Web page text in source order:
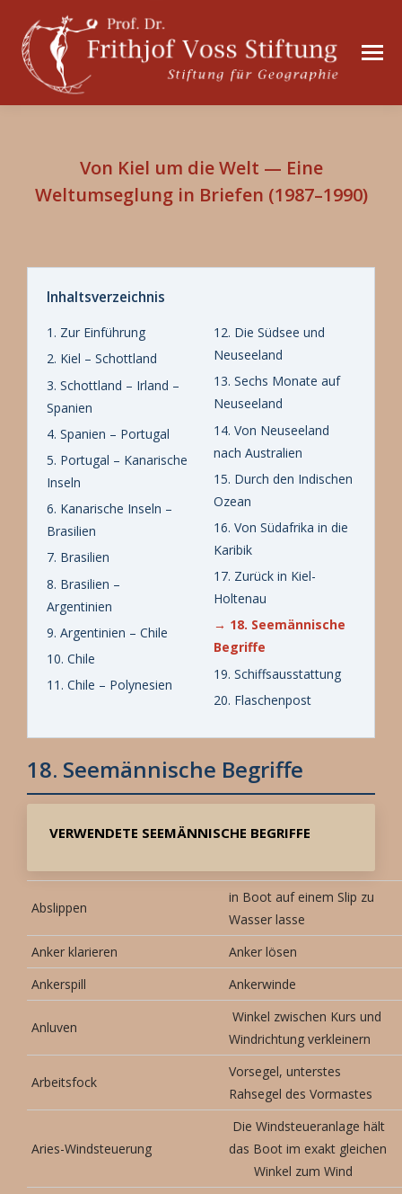
Von Kiel um die Welt — Eine
Weltumseglung in Briefen (1987–1990)
Inhaltsverzeichnis
1. Zur Einführung
2. Kiel – Schottland
3. Schottland – Irland –
Spanien
4. Spanien – Portugal
5. Portugal – Kanarische
Inseln
6. Kanarische Inseln –
Brasilien
7. Brasilien
8. Brasilien –
Argentinien
9. Argentinien – Chile
10. Chile
11. Chile – Polynesien
12. Die Südsee und
Neuseeland
13. Sechs Monate auf
Neuseeland
14. Von Neuseeland
nach Australien
15. Durch den Indischen
Ozean
16. Von Südafrika in die
Karibik
17. Zurück in Kiel-
Holtenau
→ 18. Seemännische
Begriffe
19. Schiffsausstattung
20. Flaschenpost
18. Seemännische Begriffe
VERWENDETE SEEMÄNNISCHE BEGRIFFE
Abslippen
in Boot auf einem Slip zu
Wasser lasse
Anker klarieren
Anker lösen
Ankerspill
Ankerwinde
Anluven
Winkel zwischen Kurs und
Windrichtung verkleinern
Arbeitsfock
Vorsegel, unterstes
Rahsegel des Vormastes
Aries-Windsteuerung
Die Windsteueranlage hält
das Boot im exakt gleichen
Winkel zum Wind